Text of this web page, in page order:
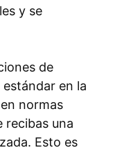
y se
de
en la
normas
recibas una
Esto es